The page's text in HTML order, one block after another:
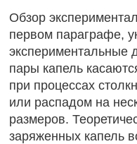
Обзор
первом параграфе,
экспериментальные
пары капель
при процессах
или распадом на
размеров.
заряженных капель